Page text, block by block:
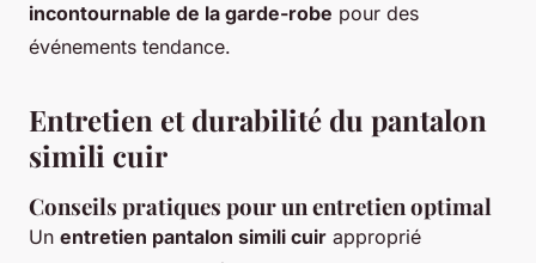
incontournable de la garde-robe pour des
événements tendance.
Entretien et durabilité du pantalon
simili cuir
Conseils pratiques pour un entretien optimal
Un entretien pantalon simili cuir approprié